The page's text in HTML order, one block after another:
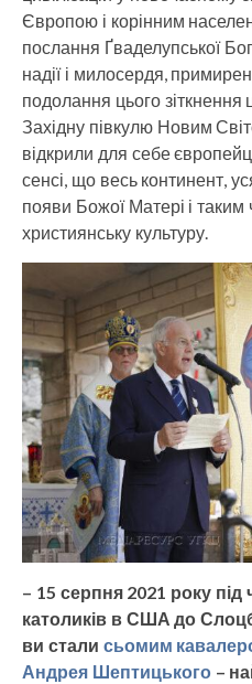
Європою і корінним
послання Ґваделупської
надії і милосердя,
подолання цього зіткнення
Західну півкулю Новим
відкрили для себе
сенсі, що весь континент,
появи Божої Матері і
християнську культуру.
– 15 серпня 2021 року під
католиків в США до
ви стали сьомим
Андрея Шептицького–